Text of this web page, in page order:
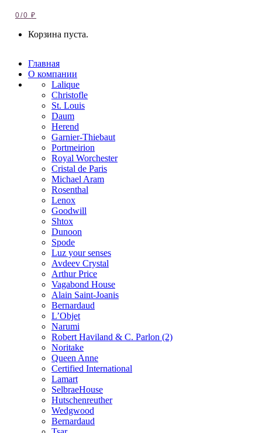
0/0₽
Корзина пуста.
Главная
О компании
Lalique
Christofle
St. Louis
Daum
Herend
Garnier-Thiebaut
Portmeirion
Royal Worchester
Cristal de Paris
Michael Aram
Rosenthal
Lenox
Goodwill
Shtox
Dunoon
Spode
Luz your senses
Avdeev Crystal
Arthur Price
Vagabond House
Alain Saint-Joanis
Bernardaud
L’Objet
Narumi
Robert Haviland & C. Parlon (2)
Noritakе
Queen Anne
Certified International
Lamart
SelbraeHouse
Hutschenreuther
Wedgwood
Bernardaud